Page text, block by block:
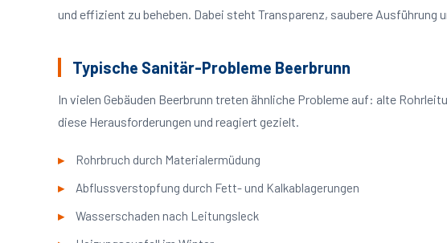
und effizient zu beheben. Dabei steht Transparenz, saubere
Typische Sanitär-Probleme Beerbrunn
In vielen Gebäuden Beerbrunn treten ähnliche Probleme auf: alte
diese Herausforderungen und reagiert gezielt.
Rohrbruch durch Materialermüdung
Abflussverstopfung durch Fett- und Kalkablagerungen
Wasserschaden nach Leitungsleck